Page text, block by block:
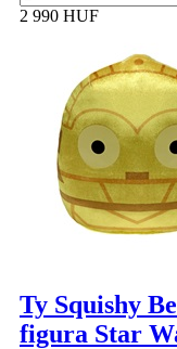
2 990 HUF
Ty Squishy
figura Star